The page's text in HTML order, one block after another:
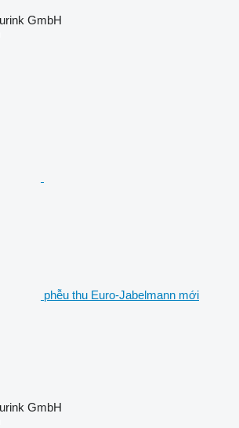
GmbH
phễu thu Euro-Jabelmann mới
GmbH